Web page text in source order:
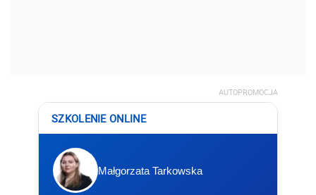
AUTOPROMOCJA
SZKOLENIE ONLINE
Małgorzata Tarkowska